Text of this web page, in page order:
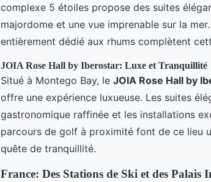
complexe 5 étoiles propose des suites
majordome et une vue imprenable sur la
entièrement dédié aux rhums complètent
JOIA Rose Hall by Iberostar: Luxe et Tranquillité
Situé à Montego Bay, le JOIA Rose Hall by
offre une expérience luxueuse. Les suites
gastronomique raffinée et les installations
parcours de golf à proximité font de ce lieu
quête de tranquillité.
France: Des Stations de Ski et des Palais